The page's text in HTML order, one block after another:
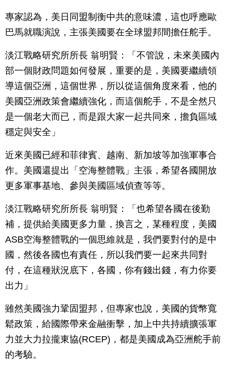
專家認為，美日同盟制衡中共的意味濃，這也呼應歐
巴馬就職演說，主張美國要在全球盟邦間擔任舵手。
淡江戰略研究所所長 翁明賢：「不管說，未來美國內
部一個財政問題如何發展，重要的是，美國要繼續領
導這個亞洲，這個世界，所以從這個角度來看，他的
美國亞洲政策會繼續強化，而這個舵手，不是全然只
是一個老大而已，而是跟大家一起共同來，擔負區域
穩定與安全」
近來美國已經和菲律賓、越南、新加坡等加強軍事合
作。美國還提出「空海整體戰」主張，希望各國開放
更多軍事基地、參與美國區域偵查等等。
淡江戰略研究所所長 翁明賢：「也希望各國在後勤
補，提供給美國更多力量，換言之，某種程度，美國
ASB空海整體戰的一個思維就是，我們要對付的是中
國，然後各國也有責任，所以我們要一起來共同對
付，在這種狀況底下，各國，你有錢出錢，有力你要
出力」
雖然美國強力鞏固盟邦，但專家也說，美國的貨幣寬
鬆政策，給國際帶來金融衝擊，加上中共持續擴張軍
力並大力拉攏東協(RCEP)，都是美國成為亞洲舵手前
的考驗。